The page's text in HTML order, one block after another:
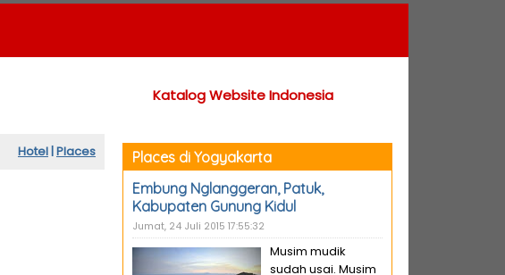
Katalog Website Indonesia
Hotel|Places
Places di Yogyakarta
Embung Nglanggeran, Patuk,
Kabupaten Gunung Kidul
Jumat, 24 Juli 2015 17:55:32
Musim mudik
sudah usai. Musim